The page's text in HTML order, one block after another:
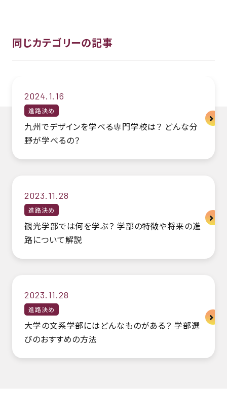
同じカテゴリーの記事
2024.1.16
進路決め
九州でデザインを学べる専門学校は？ どんな分
野が学べるの？
2023.11.28
進路決め
観光学部では何を学ぶ？ 学部の特徴や将来の進
路について解説
2023.11.28
進路決め
大学の文系学部にはどんなものがある？ 学部選
びのおすすめの方法